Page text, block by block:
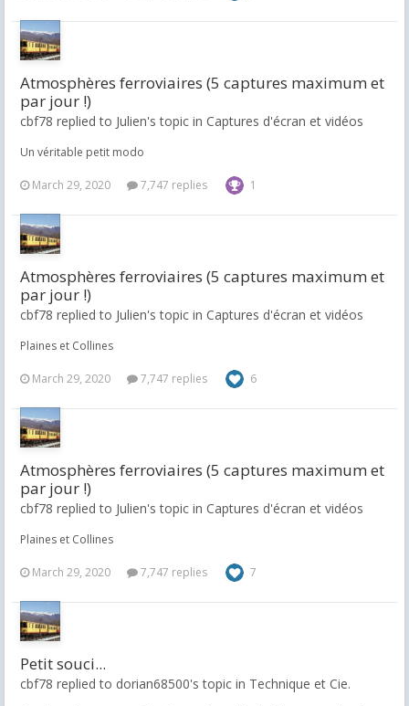
Atmosphères ferroviaires (5 captures maximum et
par jour !)
cbf78 replied to Julien's topic in Captures d'écran et vidéos
Un véritable petit modo
March 29, 2020 7,747 replies 1
Atmosphères ferroviaires (5 captures maximum et
par jour !)
cbf78 replied to Julien's topic in Captures d'écran et vidéos
Plaines et Collines
March 29, 2020 7,747 replies 6
Atmosphères ferroviaires (5 captures maximum et
par jour !)
cbf78 replied to Julien's topic in Captures d'écran et vidéos
Plaines et Collines
March 29, 2020 7,747 replies 7
Petit souci...
cbf78 replied to dorian68500's topic in Technique et Cie.